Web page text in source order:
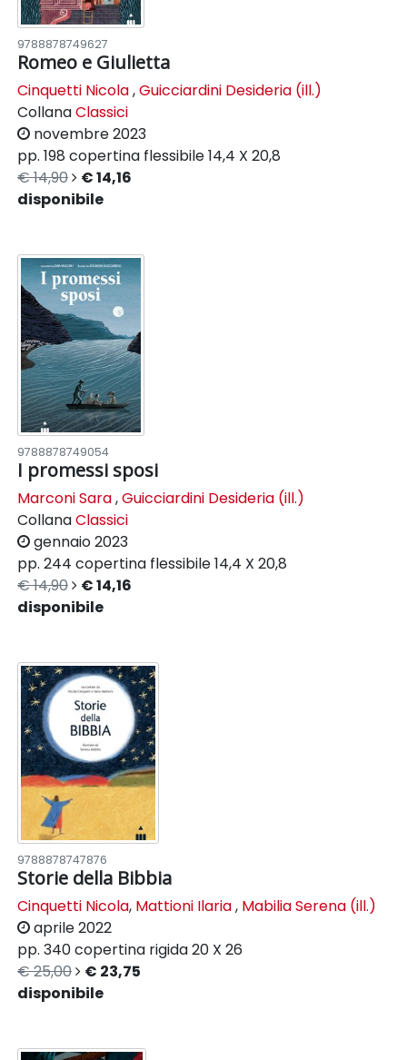
9788878749627
Romeo e Giulietta
Cinquetti Nicola,Guicciardini Desideria (ill.)
CollanaClassici
novembre 2023
pp. 198 copertina flessibile14,4 X 20,8
€ 14,90
€ 14,16
disponibile
9788878749054
I promessi sposi
Marconi Sara,Guicciardini Desideria (ill.)
CollanaClassici
gennaio 2023
pp. 244 copertina flessibile14,4 X 20,8
€ 14,90
€ 14,16
disponibile
9788878747876
Storie della Bibbia
Cinquetti Nicola, Mattioni Ilaria, Mabilia Serena (ill.)
aprile 2022
pp. 340copertina rigida20 X 26
€ 25,00
€ 23,75
disponibile